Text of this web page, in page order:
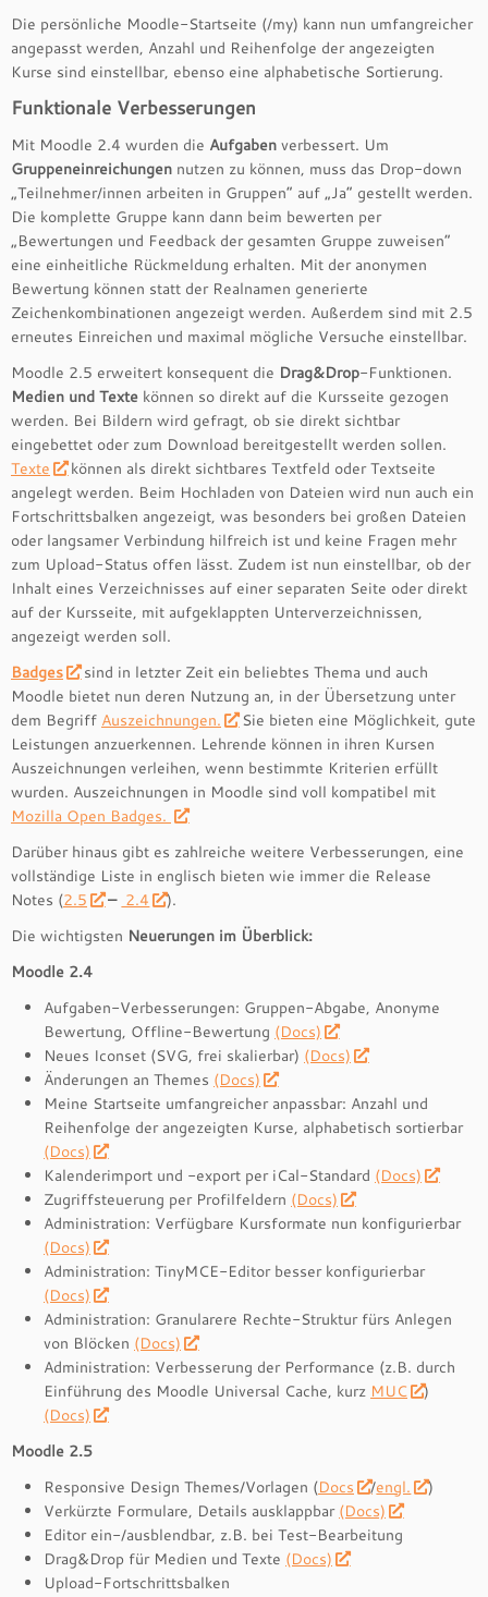
Die persönliche Moodle-Startseite (/my) kann nun umfangreicher
angepasst werden, Anzahl und Reihenfolge der angezeigten
Kurse sind einstellbar, ebenso eine alphabetische Sortierung.
Funktionale Verbesserungen
Mit Moodle 2.4 wurden die Aufgaben verbessert. Um
Gruppeneinreichungen nutzen zu können, muss das Drop-down
„Teilnehmer/innen arbeiten in Gruppen“ auf „Ja“ gestellt werden.
Die komplette Gruppe kann dann beim bewerten per
„Bewertungen und Feedback der gesamten Gruppe zuweisen“
eine einheitliche Rückmeldung erhalten. Mit der anonymen
Bewertung können statt der Realnamen generierte
Zeichenkombinationen angezeigt werden. Außerdem sind mit 2.5
erneutes Einreichen und maximal mögliche Versuche einstellbar.
Moodle 2.5 erweitert konsequent die Drag&Drop-Funktionen.
Medien und Texte können so direkt auf die Kursseite gezogen
werden. Bei Bildern wird gefragt, ob sie direkt sichtbar
eingebettet oder zum Download bereitgestellt werden sollen.
Texte
können als direkt sichtbares Textfeld oder Textseite
angelegt werden. Beim Hochladen von Dateien wird nun auch ein
Fortschrittsbalken angezeigt, was besonders bei großen Dateien
oder langsamer Verbindung hilfreich ist und keine Fragen mehr
zum Upload-Status offen lässt. Zudem ist nun einstellbar, ob der
Inhalt eines Verzeichnisses auf einer separaten Seite oder direkt
auf der Kursseite, mit aufgeklappten Unterverzeichnissen,
angezeigt werden soll.
Badges
sind in letzter Zeit ein beliebtes Thema und auch
Moodle bietet nun deren Nutzung an, in der Übersetzung unter
dem Begriff Auszeichnungen.
Sie bieten eine Möglichkeit, gute
Leistungen anzuerkennen. Lehrende können in ihren Kursen
Auszeichnungen verleihen, wenn bestimmte Kriterien erfüllt
wurden. Auszeichnungen in Moodle sind voll kompatibel mit
Mozilla Open Badges.
Darüber hinaus gibt es zahlreiche weitere Verbesserungen, eine
vollständige Liste in englisch bieten wie immer die Release
Notes (2.5 – 2.4
).
Die wichtigsten Neuerungen im Überblick:
Moodle 2.4
Aufgaben-Verbesserungen: Gruppen-Abgabe, Anonyme
Bewertung, Offline-Bewertung (Docs)
Neues Iconset (SVG, frei skalierbar) (Docs)
Änderungen an Themes (Docs)
Meine Startseite umfangreicher anpassbar: Anzahl und
Reihenfolge der angezeigten Kurse, alphabetisch sortierbar
(Docs)
Kalenderimport und -export per iCal-Standard (Docs)
Zugriffsteuerung per Profilfeldern (Docs)
Administration: Verfügbare Kursformate nun konfigurierbar
(Docs)
Administration: TinyMCE-Editor besser konfigurierbar
(Docs)
Administration: Granularere Rechte-Struktur fürs Anlegen
von Blöcken (Docs)
Administration: Verbesserung der Performance (z.B. durch
Einführung des Moodle Universal Cache, kurz MUC
)
(Docs)
Moodle 2.5
Responsive Design Themes/Vorlagen (Docs /engl.
)
Verkürzte Formulare, Details ausklappbar (Docs)
Editor ein-/ausblendbar, z.B. bei Test-Bearbeitung
Drag&Drop für Medien und Texte (Docs)
Upload-Fortschrittsbalken